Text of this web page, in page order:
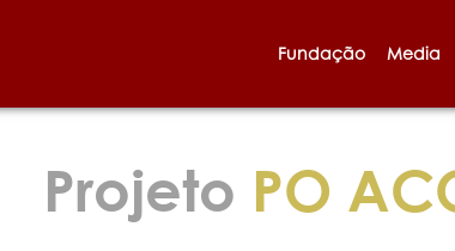
Fundação Media
Projeto PO